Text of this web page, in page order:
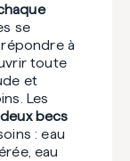
se
à
toute
et
Les
becs
: eau
eau